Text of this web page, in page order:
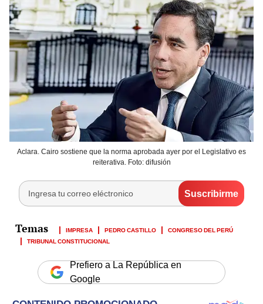
Aclara. Cairo sostiene que la norma aprobada ayer por el Legislativo es
reiterativa. Foto: difusión
IMPRESA PEDRO CASTILLO
CONGRESO DEL PERÚ
TRIBUNAL CONSTITUCIONAL
Prefiero a La República en
Google